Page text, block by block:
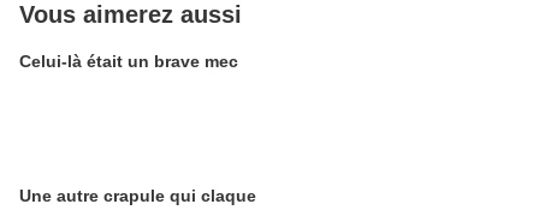
Vous aimerez aussi
Celui-là était un brave mec
Une autre crapule qui claque